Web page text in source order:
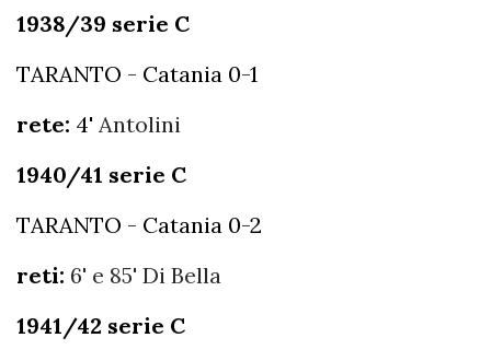
1938/39 serie C
TARANTO - Catania 0-1
rete: 4' Antolini
1940/41 serie C
TARANTO - Catania 0-2
reti: 6' e 85' Di Bella
1941/42 serie C